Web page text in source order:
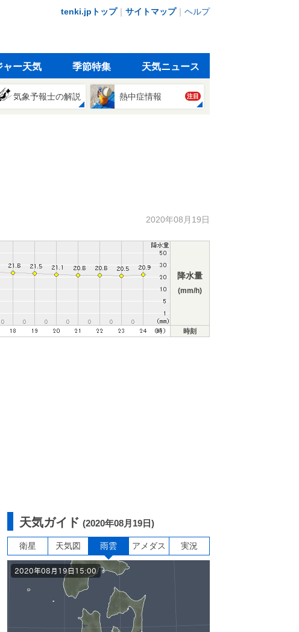
tenki.jpトップ｜ サイトマップ｜ ヘルプ
ャー天気 季節特集 天気ニュース
気象予報士の解説 熱中症情報 注目
2020年08月19日
降水量
(mm/h)
時刻
天気ガイド (2020年08月19日)
衛星 天気図 雨雲 アメダス 実況